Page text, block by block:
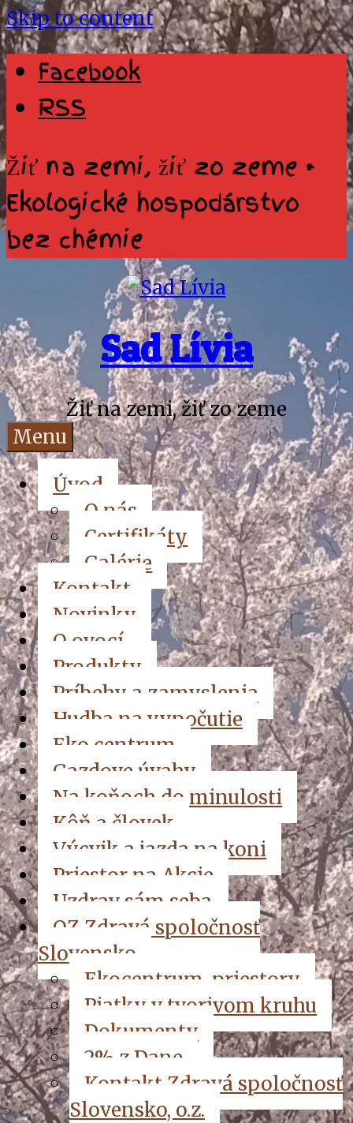
Skip to content
Facebook
RSS
Žiť na zemi, žiť zo zeme •
Ekologické hospodárstvo
bez chémie
Sad Lívia
Žiť na zemi, žiť zo zeme
Menu
Úvod
O nás
Certifikáty
Galérie
Kontakt
Novinky
O ovocí
Produkty
Príbehy a zamyslenia
Hudba na vypočutie
Eko centrum
Gazdove úvahy
Na koňoch do minulosti
Kôň a človek
Výcvik a jazda na koni
Priestor na Akcie
Uzdrav sám seba
OZ Zdravá spoločnosť
Slovensko
Ekocentrum, priestory
Piatky v tvorivom kruhu
Dokumenty
2% z Dane
Kontakt Zdravá spoločnosť
Slovensko, o.z.